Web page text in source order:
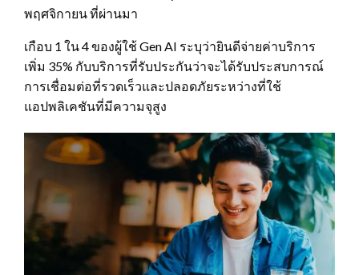
พฤศจิกายน ที่ผ่านมา
เกือบ 1 ใน 4 ของผู้ใช้ Gen AI ระบุว่ายินดีจ่ายค่าบริการ
เพิ่ม 35% กับบริการที่รับประกันว่าจะได้รับประสบการณ์
การเชื่อมต่อที่รวดเร็วและปลอดภัยระหว่างที่ใช้
แอปพลิเคชันที่มีความจุสูง